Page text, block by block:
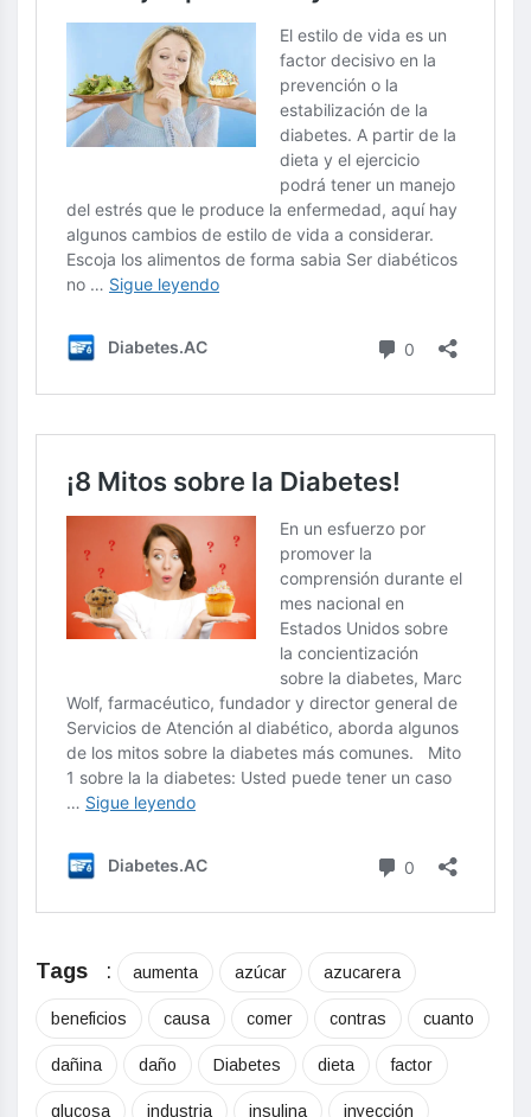
Tags : aumenta azúcar azucarera
beneficios causa comer contras cuanto
dañina daño Diabetes dieta factor
glucosa industria insulina inyección